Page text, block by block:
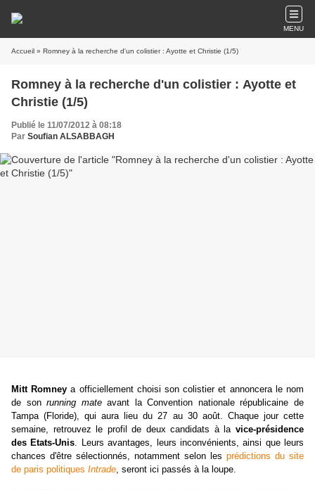
MENU
Accueil » Romney à la recherche d'un colistier : Ayotte et Christie (1/5)
Romney à la recherche d'un colistier : Ayotte et
Christie (1/5)
Publié le 11/07/2012 à 08:18
Par Soufian ALSABBAGH
Mitt Romney a officiellement choisi son colistier et annoncera le nom
de sonrunning mateavant la Convention nationale républicaine de
Tampa (Floride), qui aura lieu du 27 au 30 août. Chaque jour cette
semaine, retrouvez le profil de deux candidats àlavice-présidence
des Etats-Unis. Leurs avantages, leurs inconvénients, ainsi que leurs
chances d'être sélectionnés, notamment selon les prédictions du site
de paris politiques Intrade, seront ici passés à la loupe.